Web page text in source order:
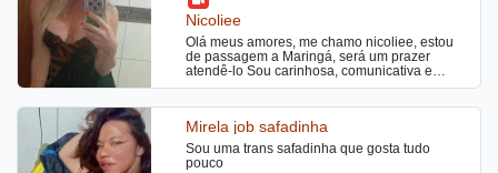
Nicoliee
Olá meus amores, me chamo nicoliee, estou
de passagem a Maringá, será um prazer
atendê-lo Sou carinhosa, comunicativa e
sigilosa., atendo no meu local, com total
Mirela job safadinha
Sou uma trans safadinha que gosta tudo
pouco